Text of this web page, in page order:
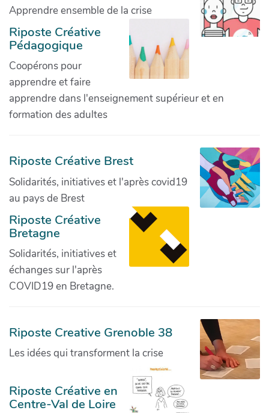
Apprendre ensemble de la crise
Riposte Créative
Pédagogique
Coopérons pour
apprendre et faire
apprendre dans l'enseignement supérieur et en
formation des adultes
Riposte Créative Brest
Solidarités, initiatives et l'après covid19
au pays de Brest
Riposte Créative
Bretagne
Solidarités, initiatives et
échanges sur l'après
COVID19 en Bretagne.
Riposte Creative Grenoble 38
Les idées qui transforment la crise
Riposte Créative en
Centre-Val de Loire